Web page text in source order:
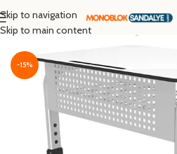
Skip to navigation
Skip to main content
Ana Sayfa /Okul Sırası
-15%